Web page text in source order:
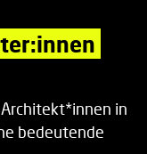
in
bedeutende